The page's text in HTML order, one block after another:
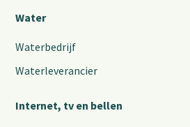
Water
Waterbedrijf
Waterleverancier
Internet, tv en bellen